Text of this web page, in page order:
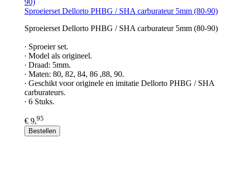
Sproeierset Dellorto PHBG / SHA carburateur 5mm (80-90)
Sproeierset Dellorto PHBG / SHA carburateur 5mm (80-90)
∙ Sproeier set.
∙ Model als origineel.
∙ Draad: 5mm.
∙ Maten: 80, 82, 84, 86 ,88, 90.
∙ Geschikt voor originele en imitatie Dellorto PHBG / SHA
carburateurs.
∙ 6 Stuks.
€ 9,95
Bestellen